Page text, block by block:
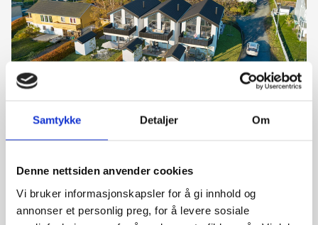
Samtykke Detaljer Om
Denne nettsiden anvender cookies
Vi bruker informasjonskapsler for å gi innhold og
annonser et personlig preg, for å levere sosiale
Regine Normanns vei 106, 8019 Bodø
Bolig 2
Nyttige lenker Boligvelger
4 soverom
7 390 000 kr